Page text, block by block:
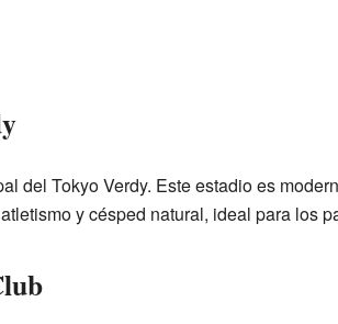
del Tokyo Verdy. Este estadio es
y césped natural, ideal para los